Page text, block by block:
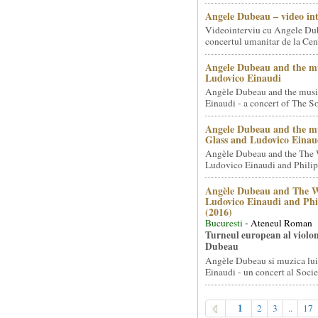
Angele Dubeau – video
Videointerviu cu Angele
concertul umanitar de la
Angele Dubeau and the
Ludovico Einaudi
Angèle Dubeau and the
Einaudi - a concert of The
Angele Dubeau and the
Glass and Ludovico
Angèle Dubeau and the
Ludovico Einaudi and Philip
Angèle Dubeau and The
Ludovico Einaudi and
(2016)
Bucuresti- Ateneul Roman
Turneul european al
Dubeau
Angèle Dubeau si muzica
Einaudi - un concert al
1 2 3 .. 17